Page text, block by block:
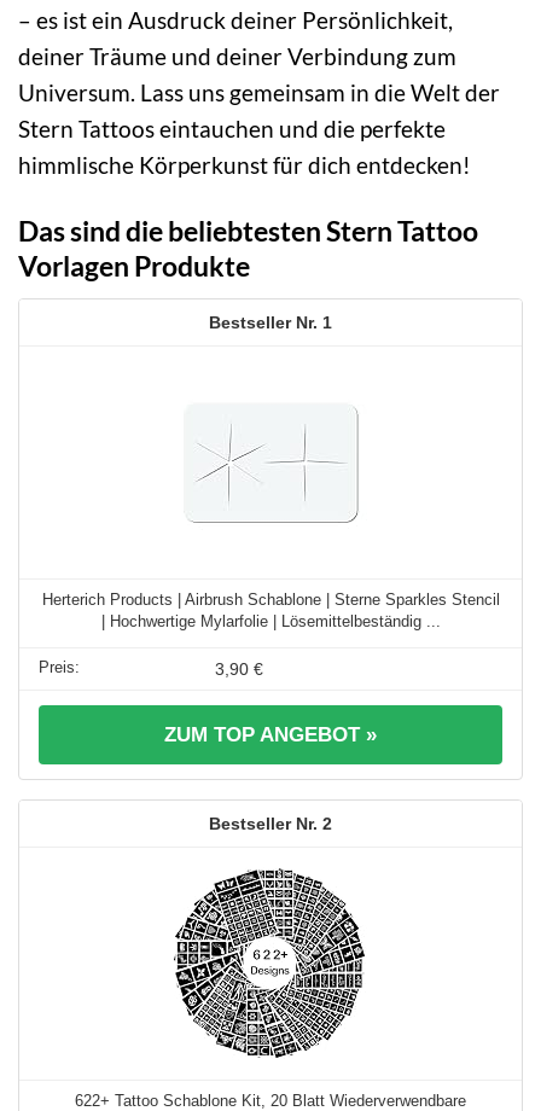
– es ist ein Ausdruck deiner Persönlichkeit,
deiner Träume und deiner Verbindung zum
Universum. Lass uns gemeinsam in die Welt der
Stern Tattoos eintauchen und die perfekte
himmlische Körperkunst für dich entdecken!
Das sind die beliebtesten Stern Tattoo
Vorlagen Produkte
1
Herterich Products | Airbrush Schablone | Sterne Sparkles Stencil
| Hochwertige Mylarfolie | Lösemittelbeständig ...
3,90 €
ZUM TOP ANGEBOT »
2
622+ Tattoo Schablone Kit, 20 Blatt Wiederverwendbare